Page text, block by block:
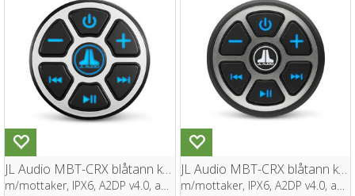
JL Audio MBT-CRX blåtann kontroller JL Audio MBT-CRX blåtann kontroller